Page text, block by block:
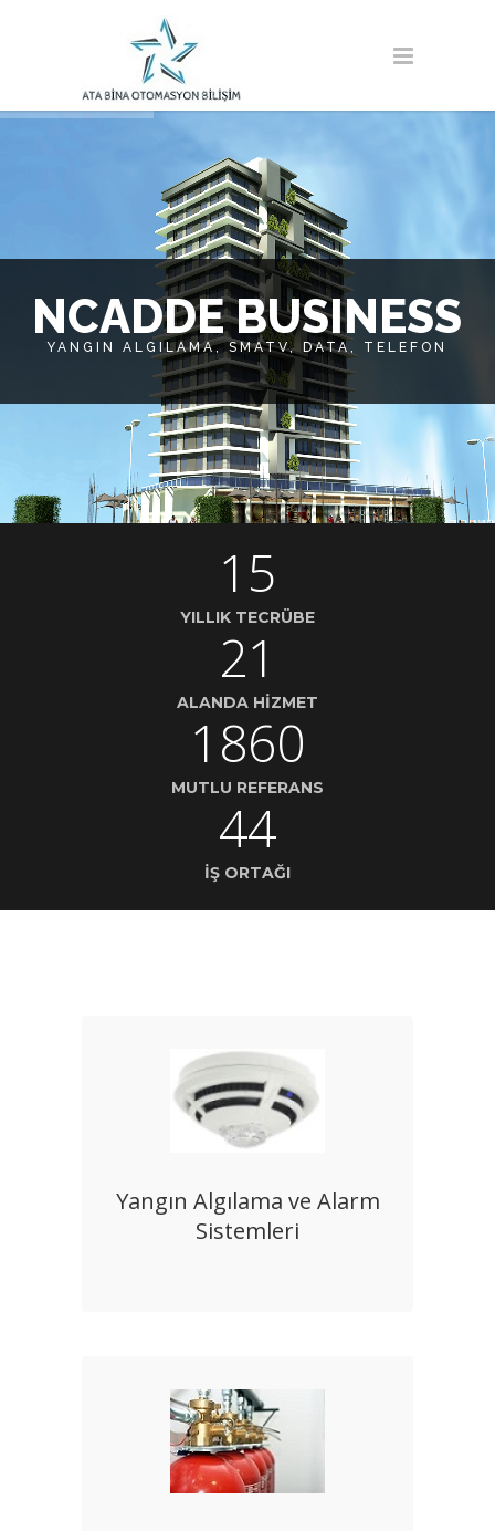
NCADDE BUSINESS
YANGIN ALGILAMA, SMATV, DATA, TELEFON
15
YILLIK TECRÜBE
21
ALANDA HIZMET
1860
MUTLU REFERANS
44
İŞ ORTAĞI
Yangın Algılama ve Alarm
Sistemleri